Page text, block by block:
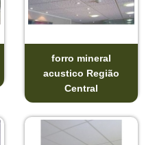
forro mineral
acustico Região
Central